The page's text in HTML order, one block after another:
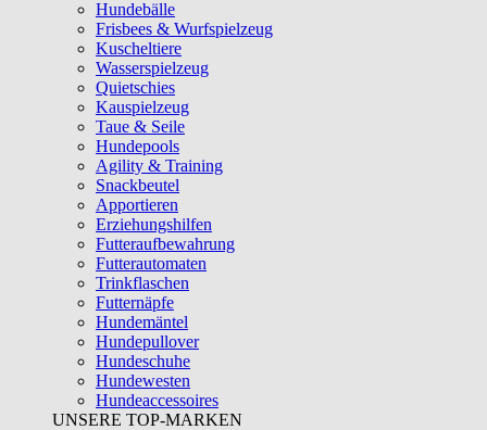
Hundebälle
Frisbees & Wurfspielzeug
Kuscheltiere
Wasserspielzeug
Quietschies
Kauspielzeug
Taue & Seile
Hundepools
Agility & Training
Snackbeutel
Apportieren
Erziehungshilfen
Futteraufbewahrung
Futterautomaten
Trinkflaschen
Futternäpfe
Hundemäntel
Hundepullover
Hundeschuhe
Hundewesten
Hundeaccessoires
UNSERE TOP-MARKEN